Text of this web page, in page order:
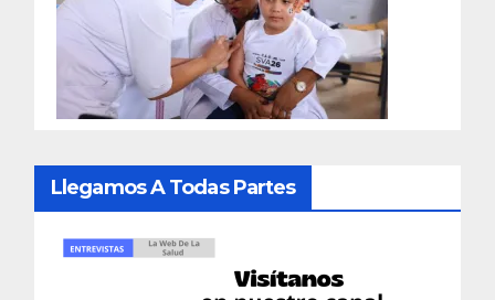
Llegamos A Todas Partes